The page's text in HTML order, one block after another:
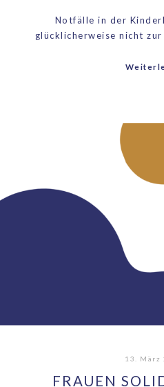
Notfälle in der
glücklicherweise nicht
13. März
FRAUEN